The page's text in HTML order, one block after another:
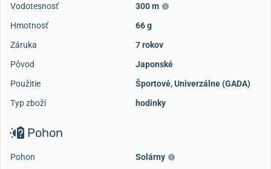
Vodotesnosť
300 m
Hmotnosť
66 g
Záruka
7 rokov
Pôvod
Japonské
Použitie
Športové,Univerzálne (GADA)
Typ zboží
hodinky
Pohon
Pohon
Solárny